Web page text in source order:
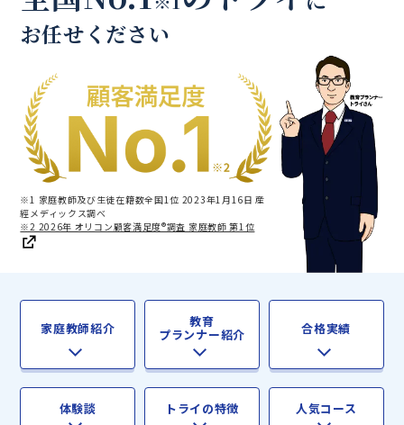
お任せください
※1 家庭教師及び生徒在籍数全国1位 2023年1月16日 産
經メディックス調べ
※2 2026年 オリコン顧客満足度®調査 家庭教師 第1位
家庭教師紹介 教育
プランナー紹介 合格実績
体験談 トライの特徴 人気コース